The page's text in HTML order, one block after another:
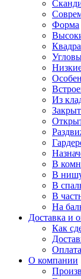
Форма
Из
В
В
В
В
На
Доставка и
Как
О компании